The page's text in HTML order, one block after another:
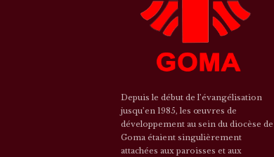
Depuis le début de l’évangélisation
jusqu’en 1985, les œuvres de
développement au sein du diocèse de
Goma étaient singulièrement
attachées aux paroisses et aux